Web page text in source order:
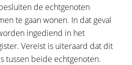
de echtgenoten
te gaan wonen. In dat geval
ingediend in het
Vereist is uiteraard dat dit
tussen beide echtgenoten.